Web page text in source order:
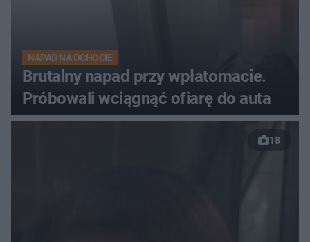
NAPAD NA OCHOCIE
Brutalny napad przy wpłatomacie.
Próbowali wciągnąć ofiarę do auta
18